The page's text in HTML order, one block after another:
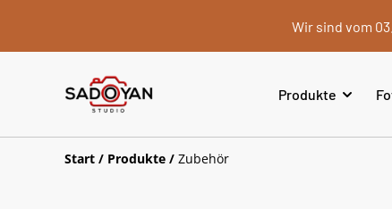
Wir sind vom
Produkte
Start / Produkte / Zubehör